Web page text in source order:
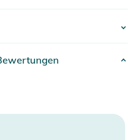
Sicherheitshinweise und Warnungen